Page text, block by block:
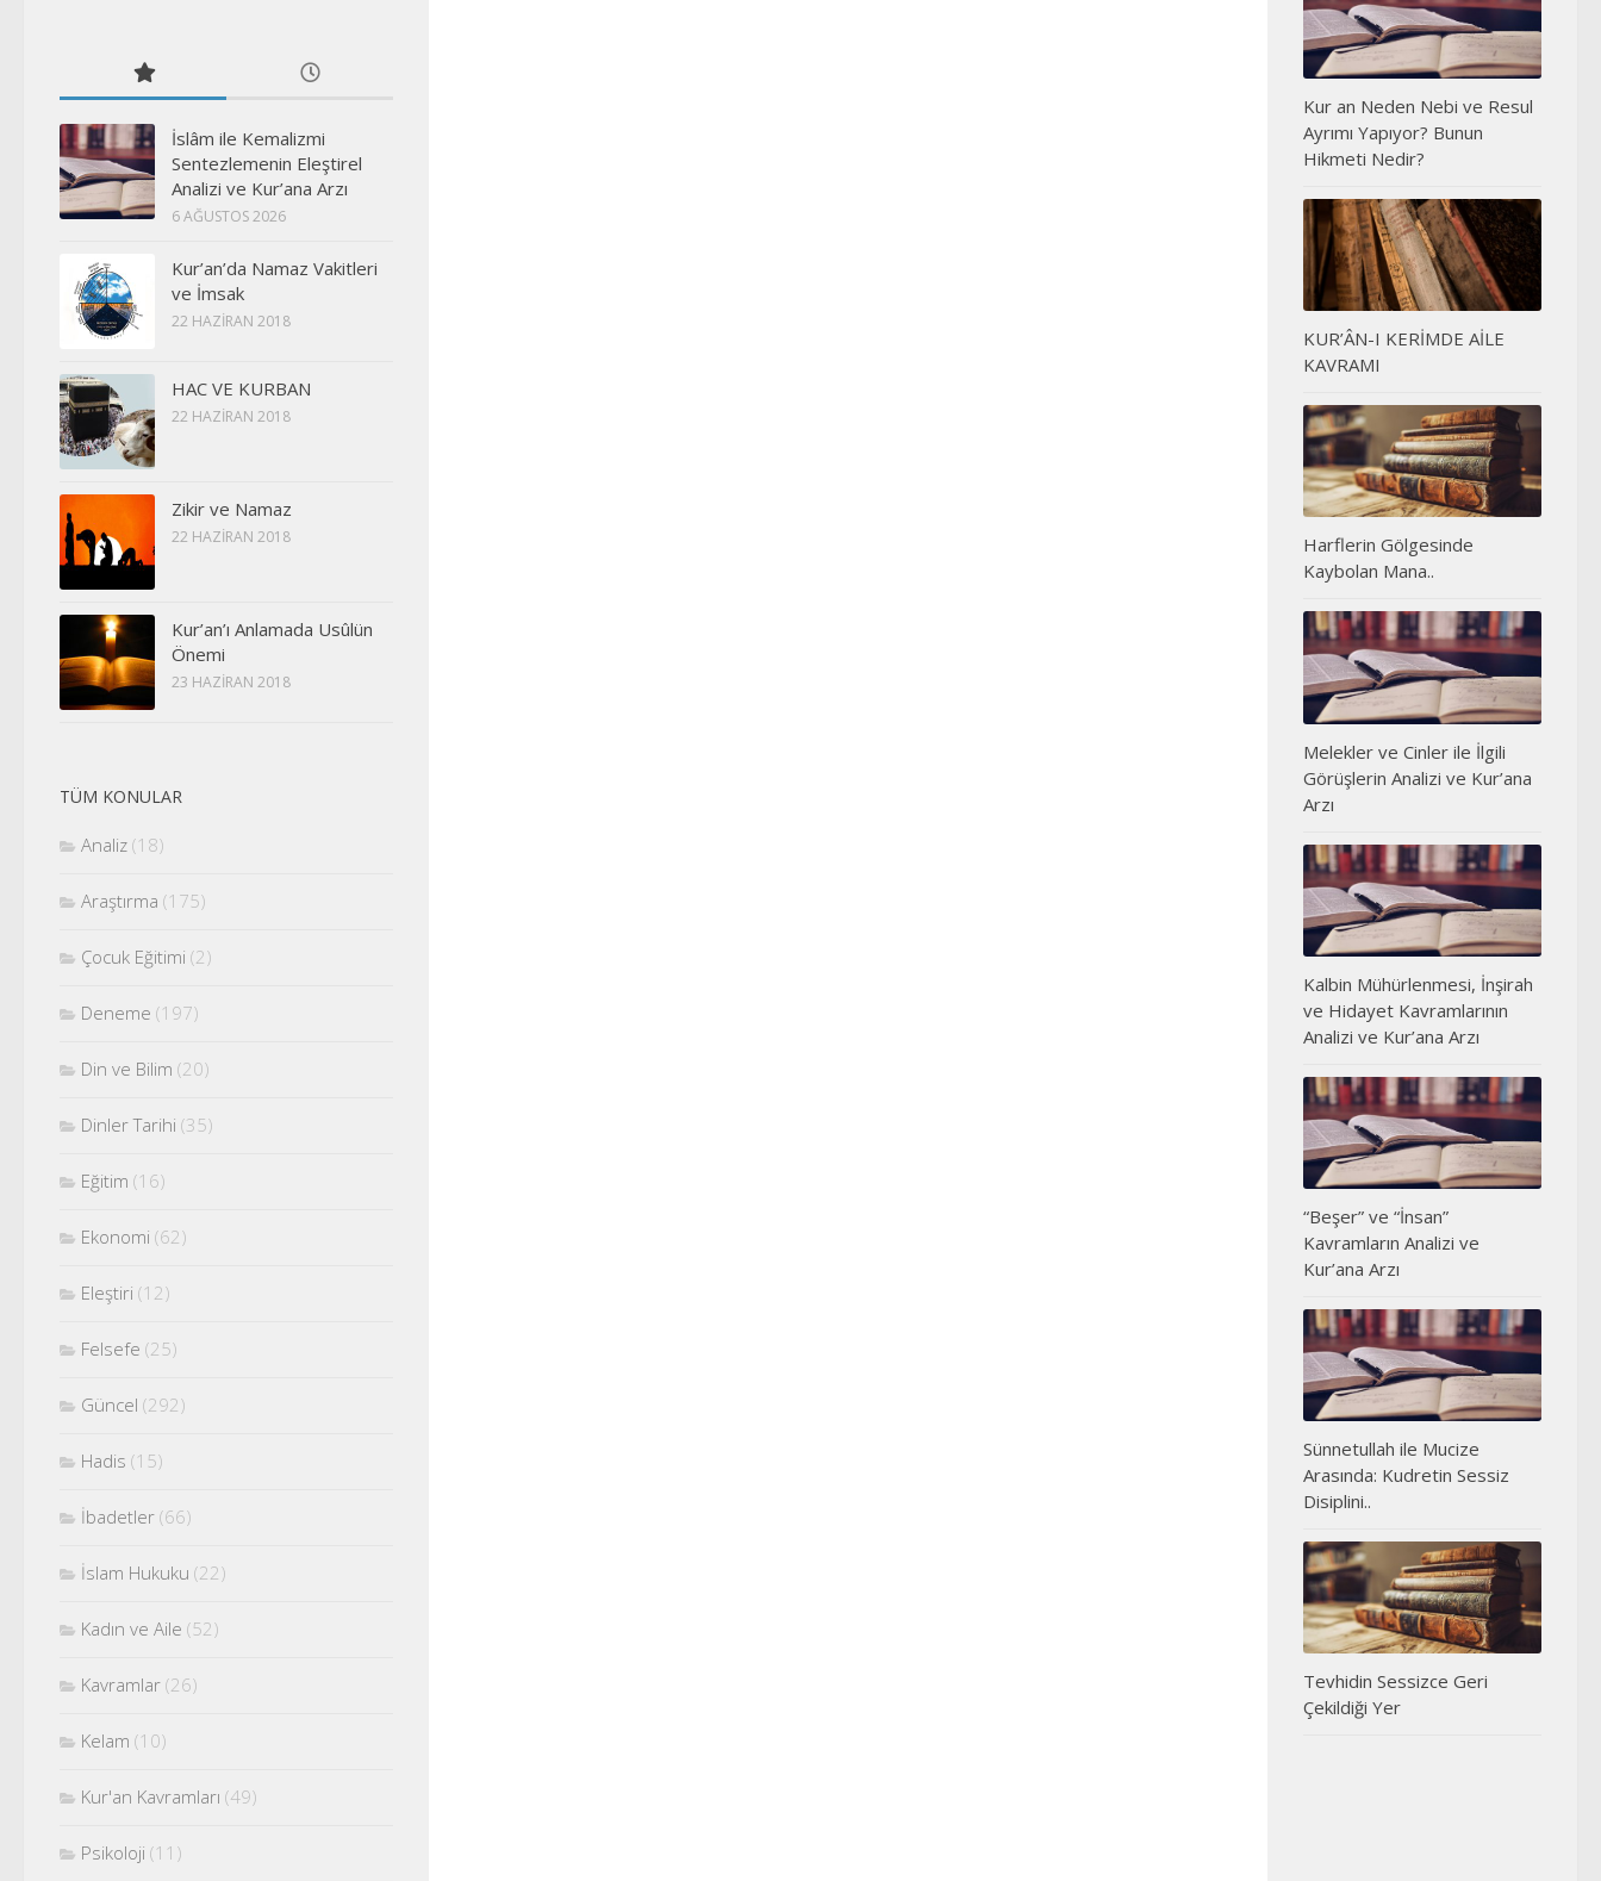
İslâm ile Kemalizmi
Sentezlemenin Eleştirel
Analizi ve Kur’ana Arzı
6 AĞUSTOS 2026
Kur’an’da Namaz Vakitleri
ve İmsak
22 HAZIRAN 2018
HAC VE KURBAN
22 HAZIRAN 2018
Zikir ve Namaz
22 HAZIRAN 2018
Kur’an’ı Anlamada Usûlün
Önemi
23 HAZIRAN 2018
TÜM KONULAR
Analiz (18)
Araştırma (175)
Çocuk Eğitimi (2)
Deneme (197)
Din ve Bilim (20)
Dinler Tarihi (35)
Eğitim (16)
Ekonomi (62)
Eleştiri (12)
Felsefe (25)
Güncel (292)
Hadis (15)
İbadetler (66)
İslam Hukuku (22)
Kadın ve Aile (52)
Kavramlar (26)
Kelam (10)
Kur'an Kavramları (49)
Psikoloji (11)
Kur an Neden Nebi ve Resul
Ayrımı Yapıyor? Bunun
Hikmeti Nedir?
KUR’ÂN-I KERİMDE AİLE
KAVRAMI
Harflerin Gölgesinde
Kaybolan Mana..
Melekler ve Cinler ile İlgili
Görüşlerin Analizi ve Kur’ana
Arzı
Kalbin Mühürlenmesi, İnşirah
ve Hidayet Kavramlarının
Analizi ve Kur’ana Arzı
“Beşer” ve “İnsan”
Kavramların Analizi ve
Kur’ana Arzı
Sünnetullah ile Mucize
Arasında: Kudretin Sessiz
Disiplini..
Tevhidin Sessizce Geri
Çekildiği Yer